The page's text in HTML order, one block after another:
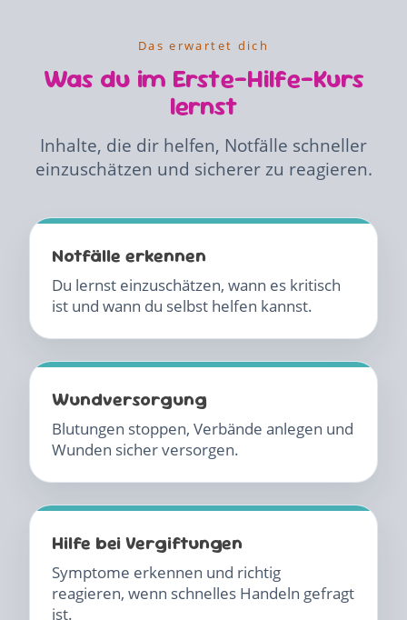
Das erwartet dich
Was du im Erste-Hilfe-Kurs
lernst
Inhalte, die dir helfen, Notfälle schneller
einzuschätzen und sicherer zu reagieren.
Notfälle erkennen
Du lernst einzuschätzen, wann es kritisch
ist und wann du selbst helfen kannst.
Wundversorgung
Blutungen stoppen, Verbände anlegen und
Wunden sicher versorgen.
Hilfe bei Vergiftungen
Symptome erkennen und richtig
reagieren, wenn schnelles Handeln gefragt
ist.